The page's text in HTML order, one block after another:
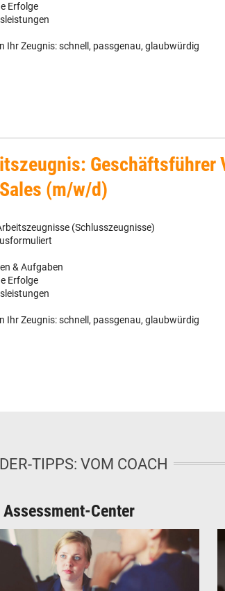
Erfolge
Ihr Zeugnis: schnell, passgenau, glaubwürdig
Geschäftsführer
(m/w/d)
(Schlusszeugnisse)
& Aufgaben
Erfolge
Ihr Zeugnis: schnell, passgenau, glaubwürdig
TIPPS: VOM COACH
Assessment-Center